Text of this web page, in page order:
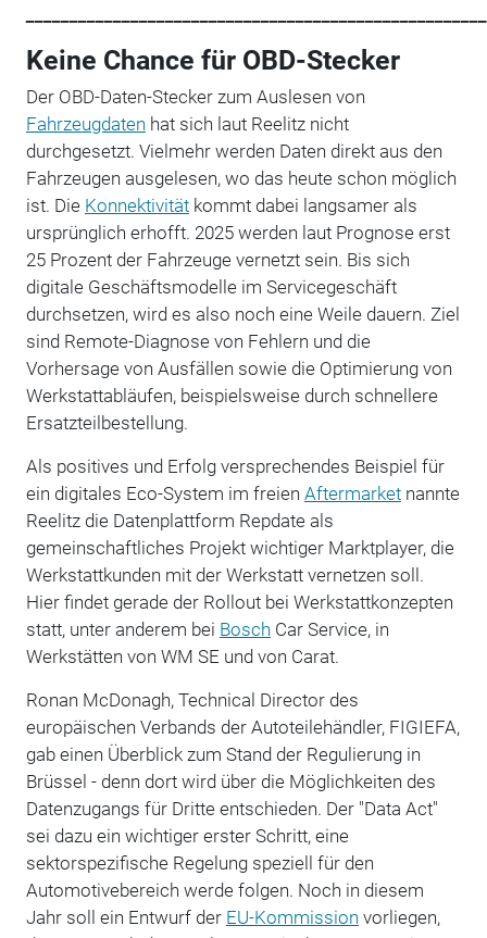
Keine Chance für OBD-Stecker
Der OBD-Daten-Stecker zum Auslesen von
Fahrzeugdaten hat sich laut Reelitz nicht
durchgesetzt. Vielmehr werden Daten direkt aus den
Fahrzeugen ausgelesen, wo das heute schon möglich
ist. Die Konnektivitätkommt dabei langsamer als
ursprünglich erhofft. 2025 werden laut Prognose erst
25 Prozent der Fahrzeuge vernetzt sein. Bis sich
digitale Geschäftsmodelle im Servicegeschäft
durchsetzen, wird es also noch eine Weile dauern. Ziel
sind Remote-Diagnose von Fehlern und die
Vorhersage von Ausfällen sowie die Optimierung von
Werkstattabläufen, beispielsweise durch schnellere
Ersatzteilbestellung.
Als positives und Erfolg versprechendes Beispiel für
ein digitales Eco-System im freien Aftermarketnannte
Reelitz die Datenplattform Repdate als
gemeinschaftliches Projekt wichtiger Marktplayer, die
Werkstattkunden mit der Werkstatt vernetzen soll.
Hier findet gerade der Roll­out bei Werkstattkonzepten
statt, unter anderem bei Bosch Car Service, in
Werkstätten von WM SE und von Carat.
Ronan McDonagh, Technical Director des
europäischen Verbands der Autoteilehändler, FIGIEFA,
gab einen Überblick zum Stand der Regulierung in
Brüssel - denn dort wird über die Möglichkeiten des
Datenzugangs für Dritte entschieden. Der "Data Act"
sei dazu ein wichtiger erster Schritt, eine
sektorspezifische Regelung speziell für den
Automotivebereich werde folgen. Noch in diesem
Jahr soll ein Entwurf der EU-Kommission vorliegen,